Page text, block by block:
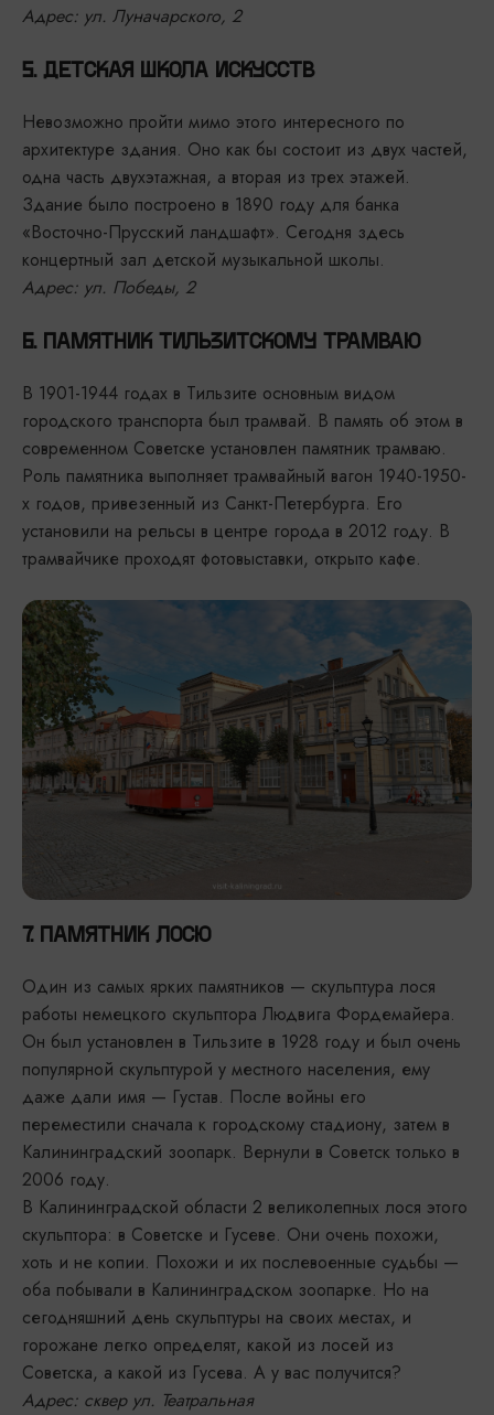
Адрес: ул. Луначарского, 2
5. ДЕТСКАЯ ШКОЛА ИСКУССТВ
Невозможно пройти мимо этого интересного по
архитектуре здания. Оно как бы состоит из двух частей,
одна часть двухэтажная, а вторая из трех этажей.
Здание было построено в 1890 году для банка
«Восточно-Прусский ландшафт». Сегодня здесь
концертный зал детской музыкальной школы.
Адрес: ул. Победы, 2
6. ПАМЯТНИК ТИЛЬЗИТСКОМУ ТРАМВАЮ
В 1901-1944 годах в Тильзите основным видом
городского транспорта был трамвай. В память об этом в
современном Советске установлен памятник трамваю.
Роль памятника выполняет трамвайный вагон 1940-1950-
х годов, привезенный из Санкт-Петербурга. Его
установили на рельсы в центре города в 2012 году. В
трамвайчике проходят фотовыставки, открыто кафе.
7. ПАМЯТНИК ЛОСЮ
Один из самых ярких памятников — скульптура лося
работы немецкого скульптора Людвига Фордемайера.
Он был установлен в Тильзите в 1928 году и был очень
популярной скульптурой у местного населения, ему
даже дали имя — Густав. После войны его
переместили сначала к городскому стадиону, затем в
Калининградский зоопарк. Вернули в Советск только в
2006 году.
В Калининградской области 2 великолепных лося этого
скульптора: в Советске и Гусеве. Они очень похожи,
хоть и не копии. Похожи и их послевоенные судьбы —
оба побывали в Калининградском зоопарке. Но на
сегодняшний день скульптуры на своих местах, и
горожане легко определят, какой из лосей из
Советска, а какой из Гусева. А у вас получится?
Адрес: сквер ул. Театральная